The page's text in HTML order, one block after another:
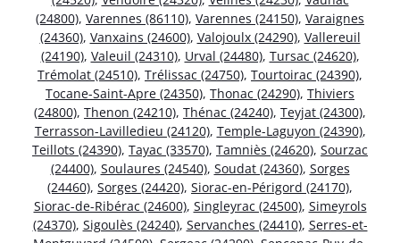
(24800), Varennes (86110), Varennes (24150), Varaignes
(24360), Vanxains (24600), Valojoulx (24290), Vallereuil
(24190), Valeuil (24310), Urval (24480), Tursac (24620),
Trémolat (24510), Trélissac (24750), Tourtoirac (24390),
Tocane-Saint-Apre (24350), Thonac (24290), Thiviers
(24800), Thenon (24210), Thénac (24240), Teyjat (24300),
Terrasson-Lavilledieu (24120), Temple-Laguyon (24390),
Teillots (24390), Tayac (33570), Tamniès (24620), Sourzac
(24400), Soulaures (24540), Soudat (24360), Sorges
(24460), Sorges (24420), Siorac-en-Périgord (24170),
Siorac-de-Ribérac (24600), Singleyrac (24500), Simeyrols
(24370), Sigoulès (24240), Servanches (24410), Serres-et-